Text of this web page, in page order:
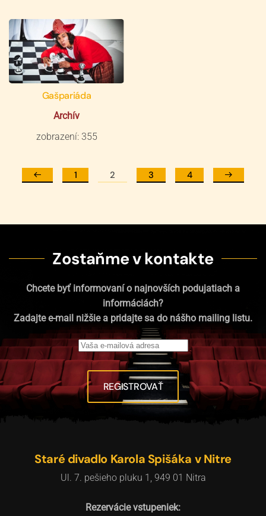
Gašpariáda
Archív
zobrazení: 355
1 2 3 4
Zostaňme v kontakte
Chcete byť informovaní o najnovších podujatiach a
informáciách?
Zadajte e-mail nižšie a pridajte sa do nášho mailing listu.
REGISTROVAŤ
Staré divadlo Karola Spišáka v Nitre
Ul. 7. pešieho pluku 1, 949 01 Nitra
Rezervácie vstupeniek: